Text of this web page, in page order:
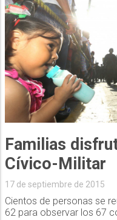
Familias
Cívico-Militar
17 de septiembre de 2015
Cientos de personas se
62 para observar los 67